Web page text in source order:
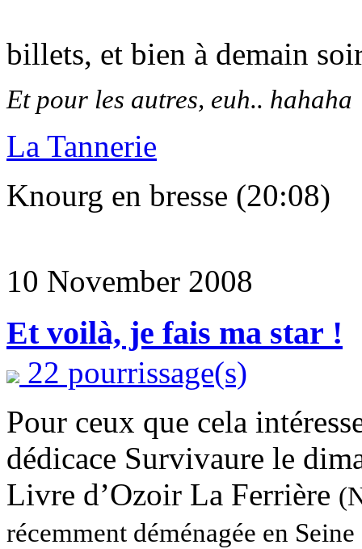
billets, et bien à demain
Et pour les autres, euh.. hahaha
La Tannerie
Knourg en bresse (20:08)
10 November 2008
Et voilà, je fais ma star !
22 pourrissage(s)
Pour ceux que cela
dédicace Survivaure le
Livre d’Ozoir La Ferrière
récemment déménagée en